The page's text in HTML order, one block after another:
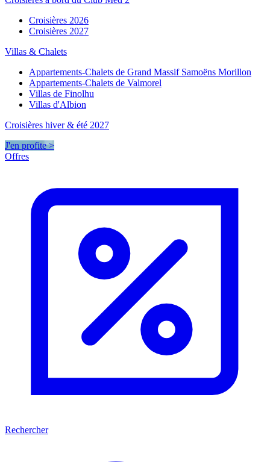
Croisières 2026
Croisières 2027
Villas & Chalets
Appartements-Chalets de Grand Massif Samoëns Morillon
Appartements-Chalets de Valmorel
Villas de Finolhu
Villas d'Albion
Croisières hiver & été 2027
J'en profite >
Offres
Rechercher